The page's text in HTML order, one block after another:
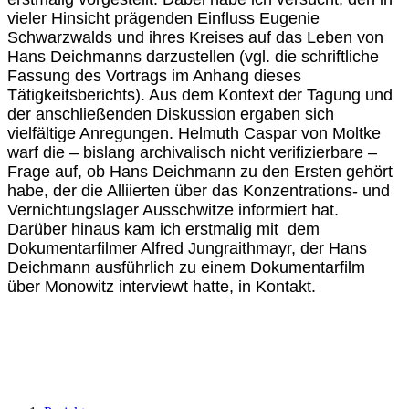
vieler Hinsicht prägenden Einfluss Eugenie
Schwarzwalds und ihres Kreises auf das Leben von
Hans Deichmanns darzustellen (vgl. die schriftliche
Fassung des Vortrags im Anhang dieses
Tätigkeitsberichts). Aus dem Kontext der Tagung und
der anschließenden Diskussion ergaben sich
vielfältige Anregungen. Helmuth Caspar von Moltke
warf die – bislang archivalisch nicht verifizierbare –
Frage auf, ob Hans Deichmann zu den Ersten gehört
habe, der die Alliierten über das Konzentrations- und
Vernichtungslager Ausschwitze informiert hat.
Darüber hinaus kam ich erstmalig mit dem
Dokumentarfilmer Alfred Jungraithmayr, der Hans
Deichmann ausführlich zu einem Dokumentarfilm
über Monowitz interviewt hatte, in Kontakt.